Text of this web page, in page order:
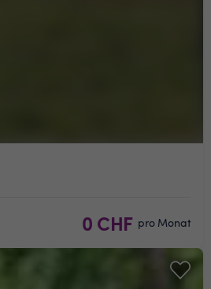
0 CHF pro Monat